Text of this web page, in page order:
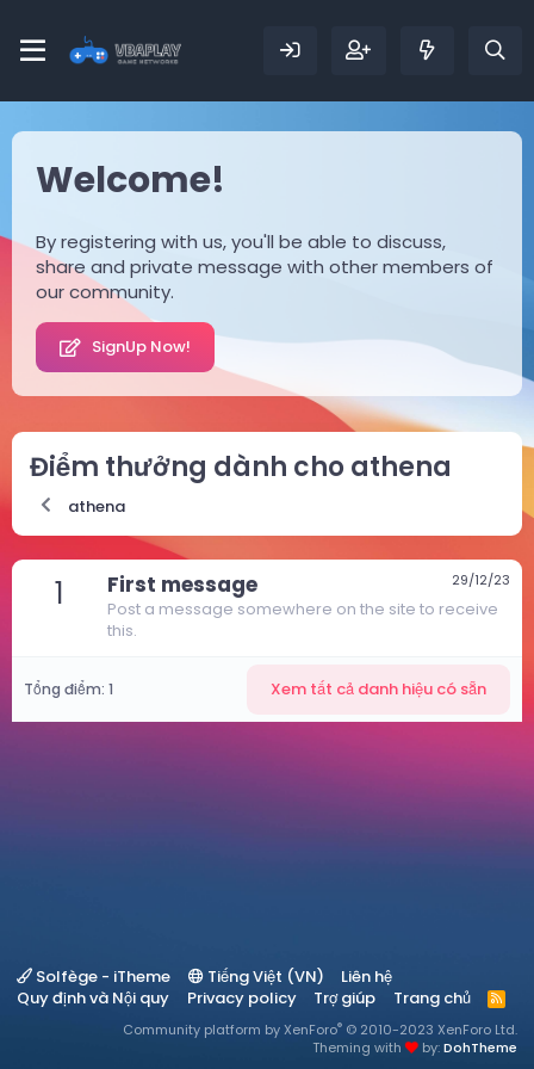
Welcome!
By registering with us, you'll be able to discuss,
share and private message with other members of
our community.
SignUp Now!
Điểm thưởng dành cho athena
athena
1 29/12/23
First message
Post a message somewhere on the site to receive
this.
Tổng điểm: 1 Xem tất cả danh hiệu có sẵn
Solfège - iTheme Tiếng Việt (VN)
Liên hệ
Quy định và Nội quy
Privacy policy Trợ giúp Trang chủ
R
S
S
Community platform by XenForo® © 2010-2023 XenForo Ltd.
Theming with
by:DohTheme